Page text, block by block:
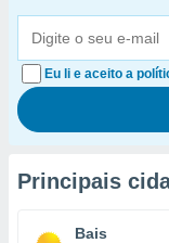
Eu li e aceito a
Principais
Bais